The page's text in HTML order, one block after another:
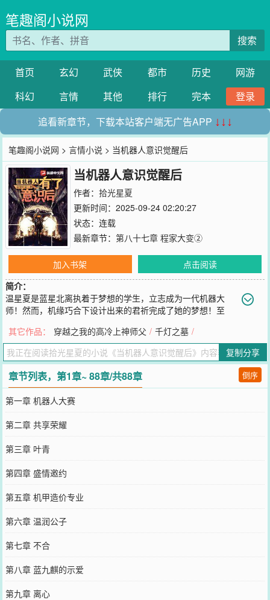
笔趣阁小说网
搜索
首页 玄幻 武侠 都市 历史
网游
科幻
言情 其他 排行 完本
登录
追看新章节，下载本站客户端无广告APP ↓↓↓
笔趣阁小说网 >言情小说 > 当机器人意识觉醒后
当机器人意识觉醒后
作者： 拾光星夏
更新时间：2025-09-24 02:20:27
状态：连载
最新章节： 第八十七章 程家大变②
加入书架
点击阅读
简介：
温星夏是蓝星北离执着于梦想的学生，立志成为一代机器大
师！然而，机缘巧合下设计出来的君祈完成了她的梦想！至
族的纠纷中！与此同时，星际战争爆发，君祈被人指出有自主意识，
强烈建议销毁！不被世俗认可的爱情，又该何去何从··......;····【展
开】【收起】
您要是觉得《 当机器人意识觉醒后》还不错的话请不要忘记向您QQ群
和微博微信里的朋友推荐哦！
其它作品： 穿越之我的高冷上神师父 / 千灯之墓 /
复制分享
章节列表，第1章~ 88章/共88章 倒序
第一章 机器人大赛
第二章 共享荣耀
第三章 叶青
第四章 盛情邀约
第五章 机甲造价专业
第六章 温润公子
第七章 不合
第八章 蓝九麒的示爱
第九章 离心